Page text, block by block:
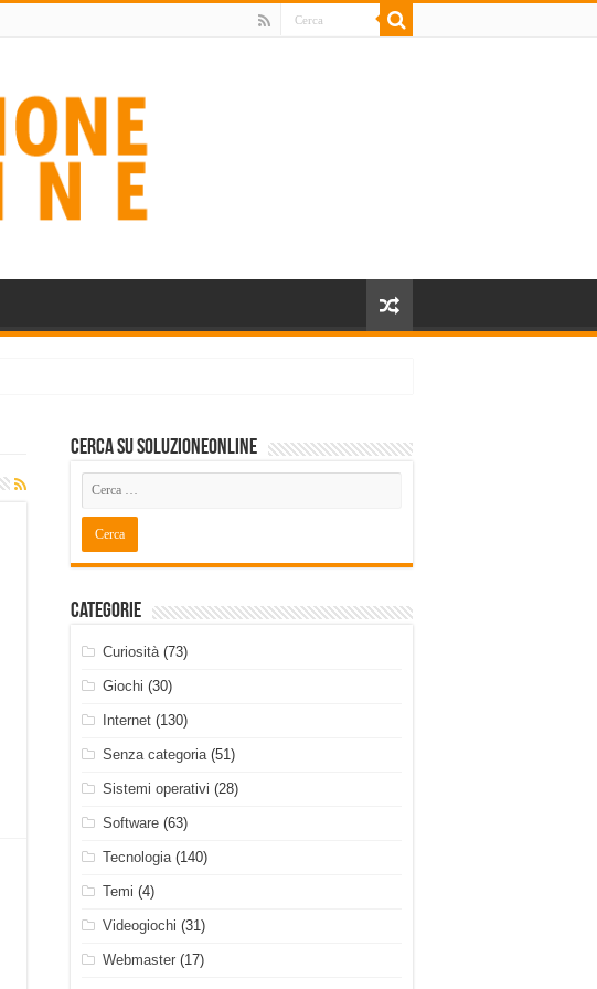
Cerca su SoluzioneOnline
Categorie
Curiosità(73)
Giochi (30)
Internet(130)
Senza categoria(51)
Sistemi operativi (28)
Software(63)
Tecnologia(140)
Temi (4)
Videogiochi (31)
Webmaster(17)